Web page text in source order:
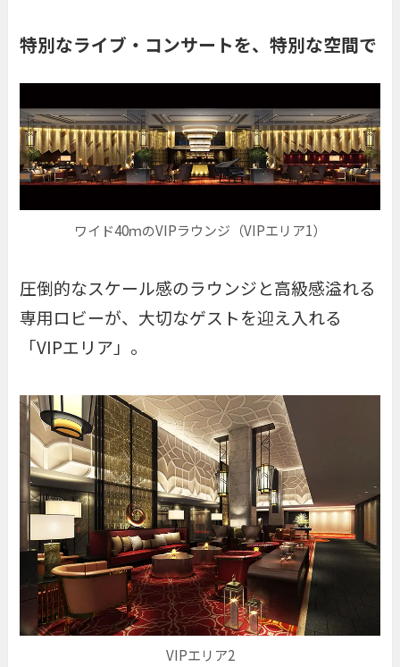
特別なライブ・コンサートを、特別な空間で
ワイド40ｍのVIPラウンジ（VIPエリア1）
圧倒的なスケール感のラウンジと高級感溢れる
専用ロビーが、大切なゲストを迎え入れる
「VIPエリア」。
VIPエリア2